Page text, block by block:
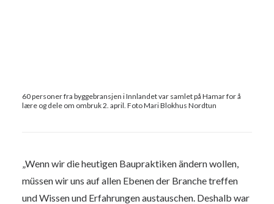
60 personer fra byggebransjen i Innlandet var samlet på Hamar for å
lære og dele om ombruk 2. april. Foto Mari Blokhus Nordtun
„Wenn wir die heutigen Baupraktiken ändern wollen,
müssen wir uns auf allen Ebenen der Branche treffen
und Wissen und Erfahrungen austauschen. Deshalb war